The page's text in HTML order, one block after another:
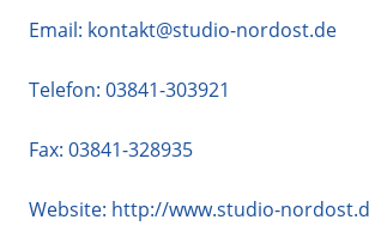
Email: kontakt@studio-nordost.de
Telefon: 03841-303921
Fax: 03841-328935
Website: http://www.studio-